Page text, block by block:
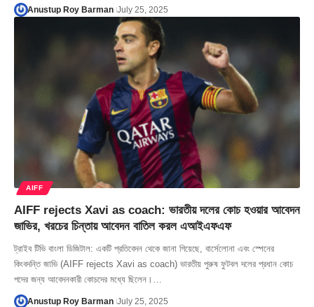
Anustup Roy Barman July 25, 2025
AIFF
AIFF rejects Xavi as coach: ভারতীয় দলের কোচ হওয়ার আবেদন
জাভির, খরচের চিন্তায় আবেদন বাতিল করল এআইএফএফ
ট্রাইব টিভি বাংলা ডিজিটাল: একটি প্রতিবেদন থেকে জানা গিয়েছে, বার্সেলোনা এবং স্পেনের
কিংবদন্তি জাভি (AIFF rejects Xavi as coach) ভারতীয় পুরুষ ফুটবল দলের প্রধান কোচ
পদের জন্য আবেদনকারী কোচদের মধ্যে ছিলেন।…
Anustup Roy Barman July 25, 2025